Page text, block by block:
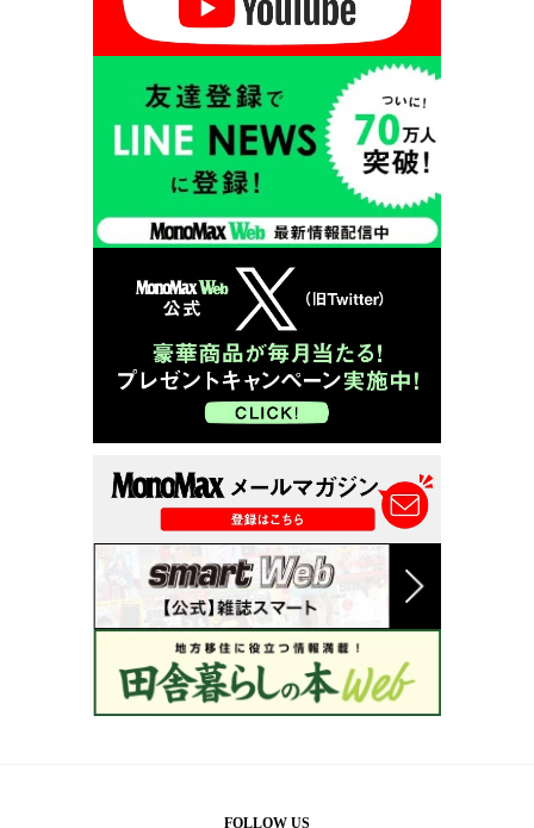
FOLLOW US